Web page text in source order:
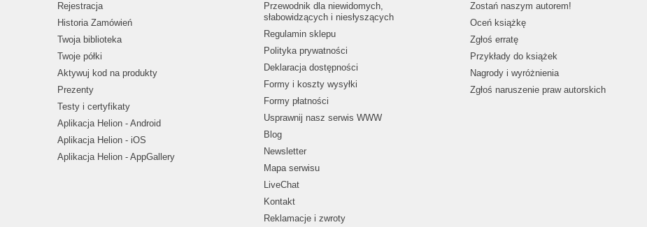
Rejestracja
Historia Zamówień
Twoja biblioteka
Twoje półki
Aktywuj kod na produkty
Prezenty
Testy i certyfikaty
Aplikacja Helion - Android
Aplikacja Helion - iOS
Aplikacja Helion - AppGallery
Przewodnik dla niewidomych,
słabowidzących i niesłyszących
Regulamin sklepu
Polityka prywatności
Deklaracja dostępności
Formy i koszty wysyłki
Formy płatności
Usprawnij nasz serwis WWW
Blog
Newsletter
Mapa serwisu
LiveChat
Kontakt
Reklamacje i zwroty
Zostań naszym autorem!
Oceń książkę
Zgłoś erratę
Przykłady do książek
Nagrody i wyróżnienia
Zgłoś naruszenie praw autorskich